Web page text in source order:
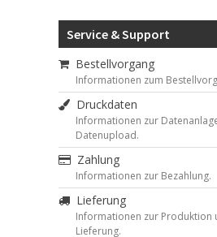
Service & Support
Bestellvorgang
Informationen zum
Druckdaten
Informationen zur
Datenupload.
Zahlung
Informationen zur Bezahlung.
Lieferung
Informationen zur Produktion
Lieferung.